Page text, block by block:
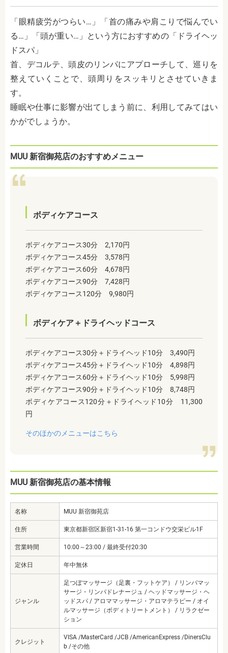
「眼精疲労がつらい…」「首の痛みや肩こりで悩んでい
る…」「頭が重い…」という方におすすめの「ドライヘッ
ドスパ」
首、デコルテ、頭皮のリンパにアプローチして、巡りを
整えていくことで、頭周りをスッキリとさせていきま
す。
睡眠や仕事に影響が出てしまう前に、利用してみてはい
かがでしょうか。
MUU 新宿御苑店のおすすめメニュー
ボディケアコース
ボディケアコース30分 2,170円
ボディケアコース45分 3,578円
ボディケアコース60分 4,678円
ボディケアコース90分 7,428円
ボディケアコース120分 9,980円
ボディケア＋ドライヘッドコース
ボディケアコース30分＋ドライヘッド10分 3,490円
ボディケアコース45分＋ドライヘッド10分 4,898円
ボディケアコース60分＋ドライヘッド10分 5,998円
ボディケアコース90分＋ドライヘッド10分 8,748円
ボディケアコース120分＋ドライヘッド10分 11,300
円
そのほかのメニューはこちら
MUU 新宿御苑店の基本情報
名称 MUU 新宿御苑店
住所 東京都新宿区新宿1-31-16 第一コンドウ交栄ビル1F
営業時間 10:00～23:00 / 最終受付20:30
定休日 年中無休
ジャンル
足つぼマッサージ（足裏・フットケア） / リンパマッ
サージ・リンパドレナージュ / ヘッドマッサージ・ヘ
ッドスパ / アロママッサージ・アロマテラピー / オイ
ルマッサージ（ボディトリートメント） / リラクゼー
ション
クレジット
VISA /MasterCard /JCB /AmericanExpress /DinersClu
b /その他